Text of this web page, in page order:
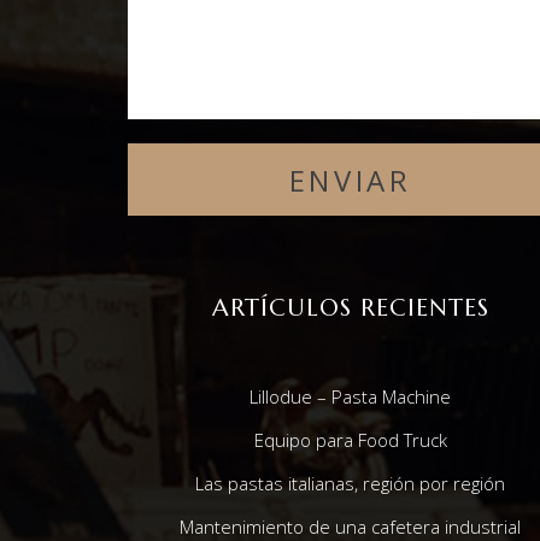
ARTÍCULOS RECIENTES
Lillodue – Pasta Machine
Equipo para Food Truck
Las pastas italianas, región por región
Mantenimiento de una cafetera industrial